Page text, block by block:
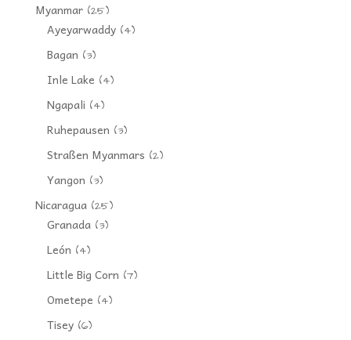
Myanmar(25)
Ayeyarwaddy(4)
Bagan (3)
Inle Lake (4)
Ngapali (4)
Ruhepausen (3)
Straßen Myanmars (2)
Yangon (3)
Nicaragua(25)
Granada(3)
León (4)
Little Big Corn (7)
Ometepe (4)
Tisey(6)